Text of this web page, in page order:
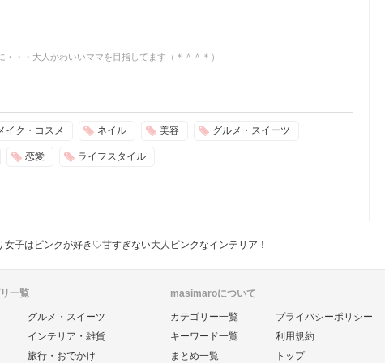
・・大人かわいいママを目指してます（＊＾＾＊）
イク・コスメ ネイル 美容 グルメ・スイーツ
恋愛 ライフスタイル
女子はピンクが好き♡甘すぎない大人ピンクなインテリア！
一覧
グルメ・スイーツ
インテリア・雑貨
旅行・おでかけ
masimaroについて
カテゴリー一覧
キーワード一覧
まとめ一覧
プライバシーポリシー
利用規約
トップ